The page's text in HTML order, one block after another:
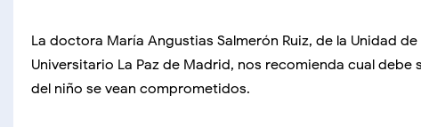
La doctora María Angustias Salmerón Ruiz, de la Unidad
Universitario La Paz de Madrid, nos recomienda cual
del niño se vean comprometidos.